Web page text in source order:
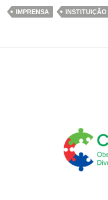
IMPRENSA INSTITUIÇÃO